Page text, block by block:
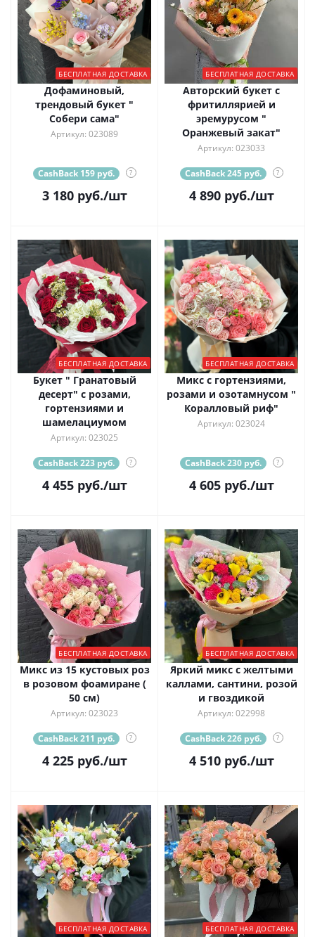
БЕСПЛАТНАЯ ДОСТАВКА
Дофаминовый,
трендовый букет "
Собери сама"
Артикул: 023089
CashBack 159 руб. ?
3 180руб./шт
БЕСПЛАТНАЯ ДОСТАВКА
Авторский букет с
фритиллярией и
эремурусом "
Оранжевый закат"
Артикул: 023033
CashBack 245 руб. ?
4 890руб./шт
БЕСПЛАТНАЯ ДОСТАВКА
Букет " Гранатовый
десерт" с розами,
гортензиями и
шамелациумом
Артикул: 023025
CashBack 223 руб. ?
4 455руб./шт
БЕСПЛАТНАЯ ДОСТАВКА
Микс с гортензиями,
розами и озотамнусом "
Коралловый риф"
Артикул: 023024
CashBack 230 руб. ?
4 605руб./шт
БЕСПЛАТНАЯ ДОСТАВКА
Микс из 15 кустовых роз
в розовом фоамиране (
50 см)
Артикул: 023023
CashBack 211 руб. ?
4 225руб./шт
БЕСПЛАТНАЯ ДОСТАВКА
Яркий микс с желтыми
каллами, сантини, розой
и гвоздикой
Артикул: 022998
CashBack 226 руб. ?
4 510руб./шт
БЕСПЛАТНАЯ ДОСТАВКА БЕСПЛАТНАЯ ДОСТАВКА